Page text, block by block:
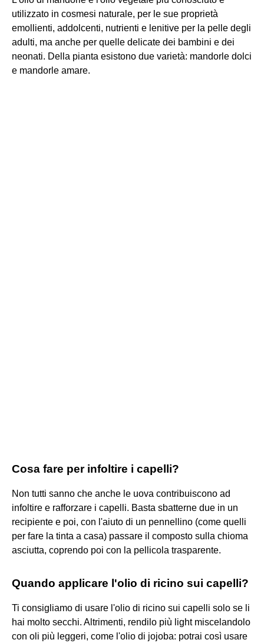
utilizzato in cosmesi naturale, per le sue proprietà
emollienti, addolcenti, nutrienti e lenitive per la pelle degli
adulti, ma anche per quelle delicate dei bambini e dei
neonati. Della pianta esistono due varietà: mandorle dolci
e mandorle amare.
Cosa fare per infoltire i capelli?
Non tutti sanno che anche le uova contribuiscono ad
infoltire e rafforzare i capelli. Basta sbatterne due in un
recipiente e poi, con l'aiuto di un pennellino (come quelli
per fare la tinta a casa) passare il composto sulla chioma
asciutta, coprendo poi con la pellicola trasparente.
Quando applicare l'olio di ricino sui capelli?
Ti consigliamo di usare l'olio di ricino sui capelli solo se li
hai molto secchi. Altrimenti, rendilo più light miscelandolo
con oli più leggeri, come l'olio di jojoba: potrai così usare